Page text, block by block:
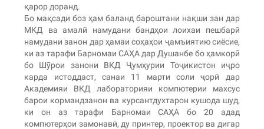
қарор доранд.
Бо мақсади боз ҳам баланд бароштани нақши зан дар
МКД ва амалӣ намудани бандҳои лоихаи пешбарӣ
намудани занон дар ҳамаи соҳаҳои ҷамъиятию сиёсие,
ки аз тарафи Барномаи САҲА дар Душанбе бо ҳамкорӣ
бо Шӯрои занони ВКД Ҷумҳурии Тоҷикистон иҷро
карда истоддаст, санаи 11 марти соли ҷорӣ дар
Академияи ВКД лабораторияи компютерии махсус
барои кормандзанон ва курсантдухтарон кушода шуд,
ки он аз тарафи Барномаи САҲА бо 20 адад
компютерҳои замонавӣ, ду принтер, проектор ва дигар